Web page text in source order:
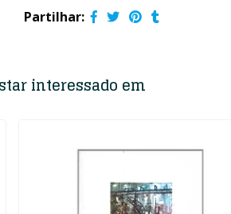
Partilhar:
interessado em